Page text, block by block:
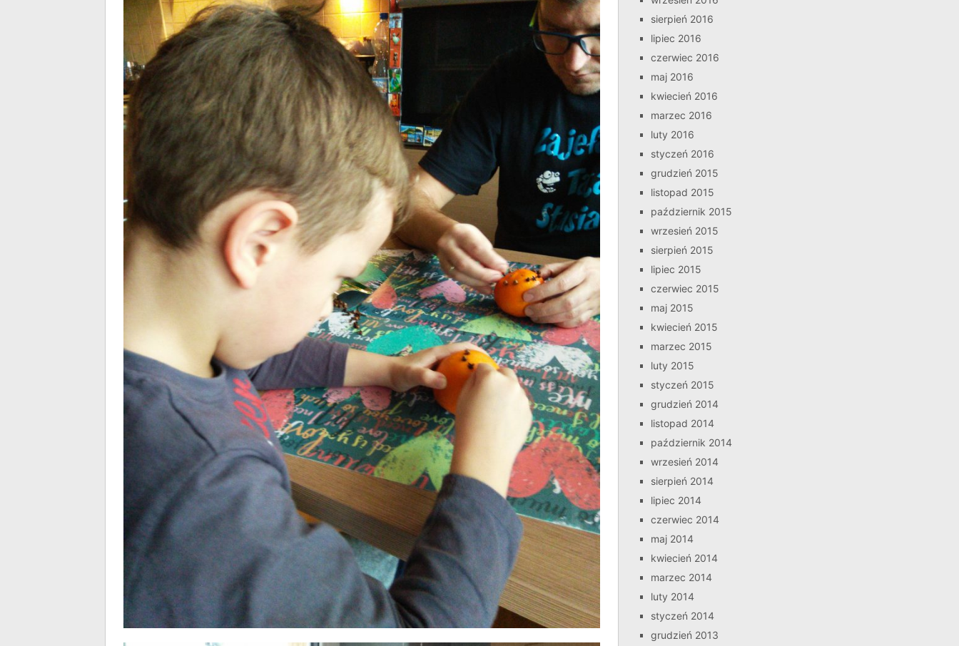
sierpień 2016
lipiec 2016
czerwiec 2016
maj 2016
kwiecień 2016
marzec 2016
luty 2016
styczeń 2016
grudzień 2015
listopad 2015
październik 2015
wrzesień 2015
sierpień 2015
lipiec 2015
czerwiec 2015
maj 2015
kwiecień 2015
marzec 2015
luty 2015
styczeń 2015
grudzień 2014
listopad 2014
październik 2014
wrzesień 2014
sierpień 2014
lipiec 2014
czerwiec 2014
maj 2014
kwiecień 2014
marzec 2014
luty 2014
styczeń 2014
grudzień 2013